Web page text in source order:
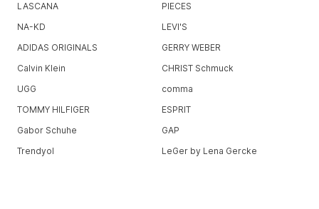
LASCANA
PIECES
NA-KD
LEVI'S
ADIDAS ORIGINALS
GERRY WEBER
Calvin Klein
CHRIST Schmuck
UGG
comma
TOMMY HILFIGER
ESPRIT
Gabor Schuhe
GAP
Trendyol
LeGer by Lena Gercke